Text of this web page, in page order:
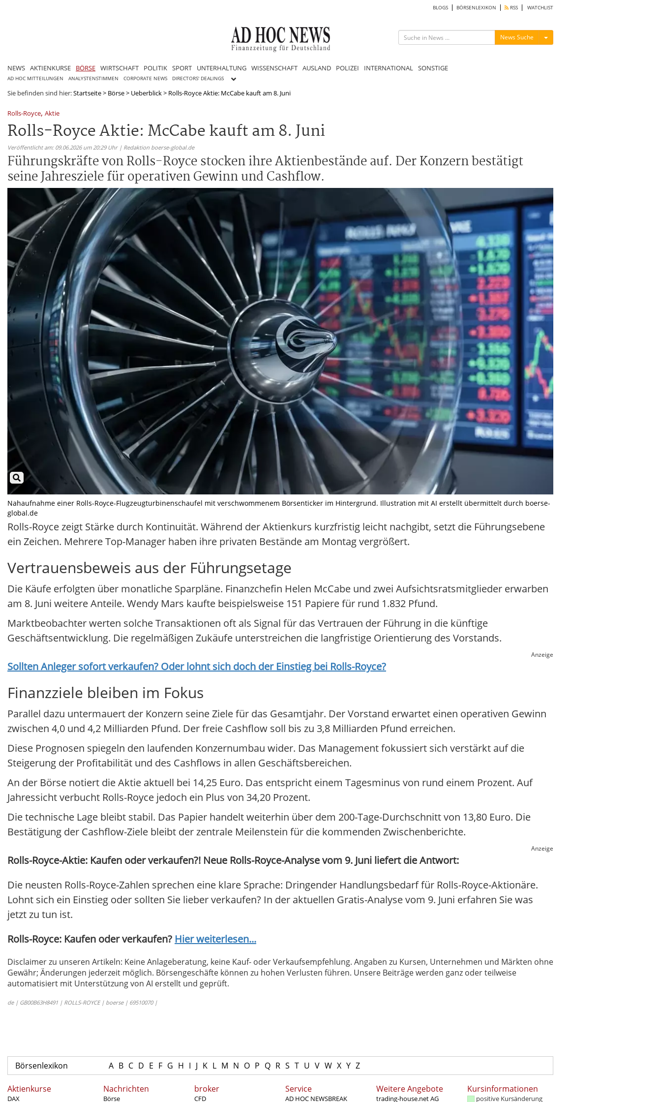
BLOGS BÖRSENLEXIKON RSS WATCHLIST
News Suche Menü ein-/ausblenden
NEWS AKTIENKURSE BÖRSE WIRTSCHAFT POLITIK SPORT UNTERHALTUNG WISSENSCHAFT AUSLAND POLIZEI INTERNATIONAL SONSTIGE
AD HOC MITTEILUNGEN ANALYSTENSTIMMEN CORPORATE NEWS DIRECTORS' DEALINGS
Sie befinden sind hier:Startseite> Börse> Ueberblick> Rolls-Royce Aktie: McCabe kauft am 8. Juni
Rolls-Royce, Aktie
Rolls-Royce Aktie: McCabe kauft am 8. Juni
Veröffentlicht am: 09.06.2026 um 20:29 Uhr | Redaktion boerse-global.de
Führungskräfte von Rolls-Royce stocken ihre Aktienbestände auf. Der Konzern bestätigt
seine Jahresziele für operativen Gewinn und Cashflow.
Nahaufnahme einer Rolls-Royce-Flugzeugturbinenschaufel mit verschwommenem Börsenticker im Hintergrund. Illustration mit AI erstellt übermittelt durch boerse-
global.de
Rolls-Royce zeigt Stärke durch Kontinuität. Während der Aktienkurs kurzfristig leicht nachgibt, setzt die Führungsebene
ein Zeichen. Mehrere Top-Manager haben ihre privaten Bestände am Montag vergrößert.
Vertrauensbeweis aus der Führungsetage
Die Käufe erfolgten über monatliche Sparpläne. Finanzchefin Helen McCabe und zwei Aufsichtsratsmitglieder erwarben
am 8. Juni weitere Anteile. Wendy Mars kaufte beispielsweise 151 Papiere für rund 1.832 Pfund.
Marktbeobachter werten solche Transaktionen oft als Signal für das Vertrauen der Führung in die künftige
Geschäftsentwicklung. Die regelmäßigen Zukäufe unterstreichen die langfristige Orientierung des Vorstands.
Anzeige
Sollten Anleger sofort verkaufen? Oder lohnt sich doch der Einstieg bei Rolls-Royce?
Finanzziele bleiben im Fokus
Parallel dazu untermauert der Konzern seine Ziele für das Gesamtjahr. Der Vorstand erwartet einen operativen Gewinn
zwischen 4,0 und 4,2 Milliarden Pfund. Der freie Cashflow soll bis zu 3,8 Milliarden Pfund erreichen.
Diese Prognosen spiegeln den laufenden Konzernumbau wider. Das Management fokussiert sich verstärkt auf die
Steigerung der Profitabilität und des Cashflows in allen Geschäftsbereichen.
An der Börse notiert die Aktie aktuell bei 14,25 Euro. Das entspricht einem Tagesminus von rund einem Prozent. Auf
Jahressicht verbucht Rolls-Royce jedoch ein Plus von 34,20 Prozent.
Die technische Lage bleibt stabil. Das Papier handelt weiterhin über dem 200-Tage-Durchschnitt von 13,80 Euro. Die
Bestätigung der Cashflow-Ziele bleibt der zentrale Meilenstein für die kommenden Zwischenberichte.
Anzeige
Rolls-Royce-Aktie: Kaufen oder verkaufen?! Neue Rolls-Royce-Analyse vom 9. Juni liefert die Antwort:
Die neusten Rolls-Royce-Zahlen sprechen eine klare Sprache: Dringender Handlungsbedarf für Rolls-Royce-Aktionäre.
Lohnt sich ein Einstieg oder sollten Sie lieber verkaufen? In der aktuellen Gratis-Analyse vom 9. Juni erfahren Sie was
jetzt zu tun ist.
Rolls-Royce: Kaufen oder verkaufen? Hier weiterlesen...
Disclaimer zu unseren Artikeln: Keine Anlageberatung, keine Kauf- oder Verkaufsempfehlung. Angaben zu Kursen, Unternehmen und Märkten ohne
Gewähr; Änderungen jederzeit möglich. Börsengeschäfte können zu hohen Verlusten führen. Unsere Beiträge werden ganz oder teilweise
automatisiert mit Unterstützung von AI erstellt und geprüft.
de | GB00B63H8491 | ROLLS-ROYCE | boerse | 69510070 |
Börsenlexikon A B C D E F G H I J K L M N O P Q R S T U V W X Y Z
Aktienkurse
DAX
Nachrichten
Börse
broker
CFD
Service
AD HOC NEWSBREAK
Weitere Angebote
trading-house.net AG
Kursinformationen
positive Kursänderung